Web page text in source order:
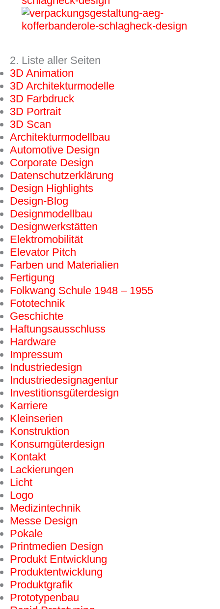
2. Liste aller Seiten
3D Animation
3D Architektur­modelle
3D Farbdruck
3D Portrait
3D Scan
Architekturmodellbau
Automotive Design
Corporate Design
Datenschutzerklärung
Design Highlights
Design-Blog
Designmodellbau
Designwerkstätten
Elektromobilität
Elevator Pitch
Farben und Materialien
Fertigung
Folkwang Schule 1948 – 1955
Fototechnik
Geschichte
Haftungsausschluss
Hardware
Impressum
Industriedesign
Industriedesignagentur
Investitions­güter­design
Karriere
Kleinserien
Konstruktion
Konsumgüter­design
Kontakt
Lackierungen
Licht
Logo
Medizintechnik
Messe Design
Pokale
Printmedien Design
Produkt Entwicklung
Produktentwicklung
Produktgrafik
Prototypenbau